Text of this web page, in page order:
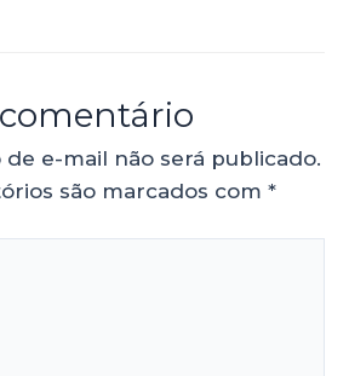
e-mail não será publicado.
são marcados com *